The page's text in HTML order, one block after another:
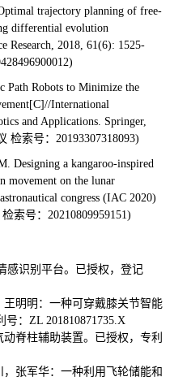
trajectory planning of free-
differential evolution
Research, 2018, 61(6): 1525-
Path Robots to Minimize the
International
and Applications. Springer,
检索号：20193307318093)
Designing a kangaroo-inspired
movement on the lunar
congress (IAC 2020)
索号：20210809959151)
感识别平台。已授权，登记
王明明：一种可穿戴膝关节智能
：ZL 201810871735.X
脊柱辅助装置。已授权，专利
，张军华：一种利用飞轮储能和